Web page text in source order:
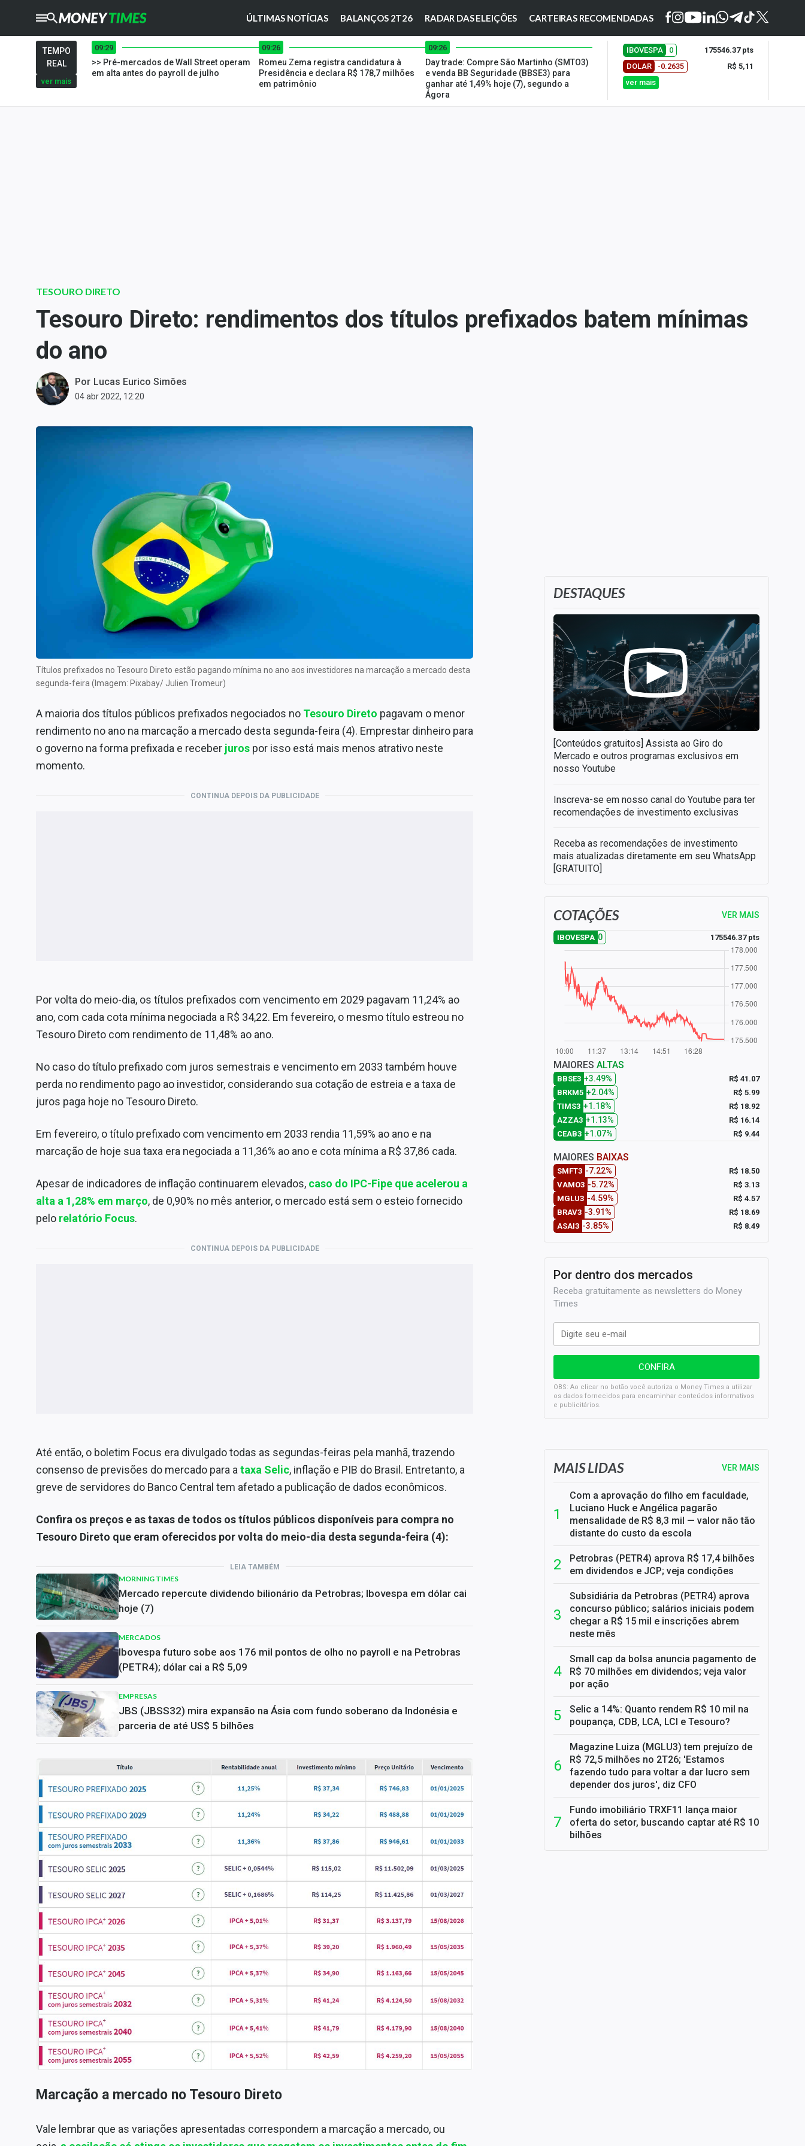
ÚLTIMAS NOTÍCIAS BALANÇOS 2T26 RADAR DAS ELEIÇÕES CARTEIRAS RECOMENDADAS
CRYPTOTIMES
TIMES
Central de Dividendos
Central de Fundos
Central dos IPOs
Renda Fixa
Finanças Pessoais
Mercados
Economia
Contato
TEMPO
REAL
ver mais
09:29
>> Pré-mercados de Wall Street operam
em alta antes do payroll de julho
09:26
Romeu Zema registra candidatura à
Presidência e declara R$ 178,7 milhões
em patrimônio
09:26
Day trade: Compre São Martinho (SMTO3)
e venda BB Seguridade (BBSE3) para
ganhar até 1,49% hoje (7), segundo a
Ágora
IBOVESPA 0
175546.37 pts
DOLAR
-0.2635
R$ 5,11
ver mais
TESOURO DIRETO
Tesouro Direto: rendimentos dos títulos prefixados batem mínimas
do ano
Por Lucas Eurico Simões
04 abr 2022, 12:20
Títulos prefixados no Tesouro Direto estão pagando mínima no ano aos investidores na marcação a mercado desta
segunda-feira (Imagem: Pixabay/ Julien Tromeur)
A maioria dos títulos públicos prefixados negociados no Tesouro Direto pagavam o menor
rendimento no ano na marcação a mercado desta segunda-feira (4). Emprestar dinheiro para
o governo na forma prefixada e receber juros por isso está mais menos atrativo neste
momento.
CONTINUA DEPOIS DA PUBLICIDADE
Por volta do meio-dia, os títulos prefixados com vencimento em 2029 pagavam 11,24% ao
ano, com cada cota mínima negociada a R$ 34,22. Em fevereiro, o mesmo título estreou no
Tesouro Direto com rendimento de 11,48% ao ano.
No caso do título prefixado com juros semestrais e vencimento em 2033 também houve
perda no rendimento pago ao investidor, considerando sua cotação de estreia e a taxa de
juros paga hoje no Tesouro Direto.
Em fevereiro, o título prefixado com vencimento em 2033 rendia 11,59% ao ano e na
marcação de hoje sua taxa era negociada a 11,36% ao ano e cota mínima a R$ 37,86 cada.
Apesar de indicadores de inflação continuarem elevados, caso do IPC-Fipe que acelerou a
alta a 1,28% em março, de 0,90% no mês anterior, o mercado está sem o esteio fornecido
pelo relatório Focus.
CONTINUA DEPOIS DA PUBLICIDADE
Até então, o boletim Focus era divulgado todas as segundas-feiras pela manhã, trazendo
consenso de previsões do mercado para a taxa Selic, inflação e PIB do Brasil. Entretanto, a
greve de servidores do Banco Central tem afetado a publicação de dados econômicos.
Confira os preços e as taxas de todos os títulos públicos disponíveis para compra no
Tesouro Direto que eram oferecidos por volta do meio-dia desta segunda-feira (4):
LEIA TAMBÉM
MORNING TIMES
Mercado repercute dividendo bilionário da Petrobras; Ibovespa em dólar cai
hoje (7)
MERCADOS
Ibovespa futuro sobe aos 176 mil pontos de olho no payroll e na Petrobras
(PETR4); dólar cai a R$ 5,09
EMPRESAS
JBS (JBSS32) mira expansão na Ásia com fundo soberano da Indonésia e
parceria de até US$ 5 bilhões
Marcação a mercado no Tesouro Direto
Vale lembrar que as variações apresentadas correspondem a marcação a mercado, ou
DESTAQUES
[Conteúdos gratuitos] Assista ao Giro do
Mercado e outros programas exclusivos em
nosso Youtube
Inscreva-se em nosso canal do Youtube para ter
recomendações de investimento exclusivas
Receba as recomendações de investimento
mais atualizadas diretamente em seu WhatsApp
[GRATUITO]
COTAÇÕES VER MAIS
IBOVESPA 0 175546.37 pts
MAIORES ALTAS
BBSE3 +3.49%
R$ 41.07
BRKM5 +2.04%
R$ 5.99
TIMS3 +1.18%
R$ 18.92
AZZA3 +1.13%
R$ 16.14
CEAB3 +1.07% R$ 9.44
MAIORES BAIXAS
SMFT3 -7.22%
R$ 18.50
VAMO3 -5.72%
R$ 3.13
MGLU3 -4.59%
R$ 4.57
BRAV3 -3.91%
R$ 18.69
ASAI3 -3.85% R$ 8.49
Por dentro dos mercados
Receba gratuitamente as newsletters do Money
Times
OBS: Ao clicar no botão você autoriza o Money Times a utilizar
os dados fornecidos para encaminhar conteúdos informativos
e publicitários.
SELIC em 14%: A repercussão da decisão sobre os JUROS
MAIS LIDAS VER MAIS
Com a aprovação do filho em faculdade,
Luciano Huck e Angélica pagarão
mensalidade de R$ 8,3 mil — valor não tão
distante do custo da escola
Petrobras (PETR4) aprova R$ 17,4 bilhões
em dividendos e JCP; veja condições
Subsidiária da Petrobras (PETR4) aprova
concurso público; salários iniciais podem
chegar a R$ 15 mil e inscrições abrem
neste mês
Small cap da bolsa anuncia pagamento de
R$ 70 milhões em dividendos; veja valor
por ação
Selic a 14%: Quanto rendem R$ 10 mil na
poupança, CDB, LCA, LCI e Tesouro?
Magazine Luiza (MGLU3) tem prejuízo de
R$ 72,5 milhões no 2T26; 'Estamos
fazendo tudo para voltar a dar lucro sem
depender dos juros', diz CFO
Fundo imobiliário TRXF11 lança maior
oferta do setor, buscando captar até R$ 10
bilhões